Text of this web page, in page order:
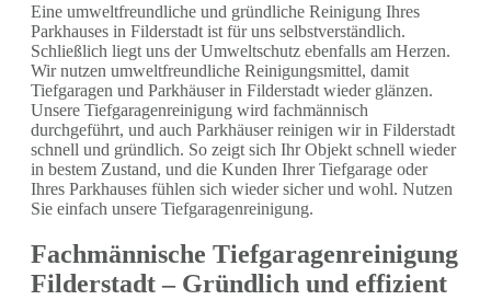
Eine umweltfreundliche und gründliche Reinigung Ihres
Parkhauses in Filderstadt ist für uns selbstverständlich.
Schließlich liegt uns der Umweltschutz ebenfalls am Herzen.
Wir nutzen umweltfreundliche Reinigungsmittel, damit
Tiefgaragen und Parkhäuser in Filderstadt wieder glänzen.
Unsere Tiefgaragenreinigung wird fachmännisch
durchgeführt, und auch Parkhäuser reinigen wir in Filderstadt
schnell und gründlich. So zeigt sich Ihr Objekt schnell wieder
in bestem Zustand, und die Kunden Ihrer Tiefgarage oder
Ihres Parkhauses fühlen sich wieder sicher und wohl. Nutzen
Sie einfach unsere Tiefgaragenreinigung.
Fachmännische Tiefgaragenreinigung
Filderstadt – Gründlich und effizient